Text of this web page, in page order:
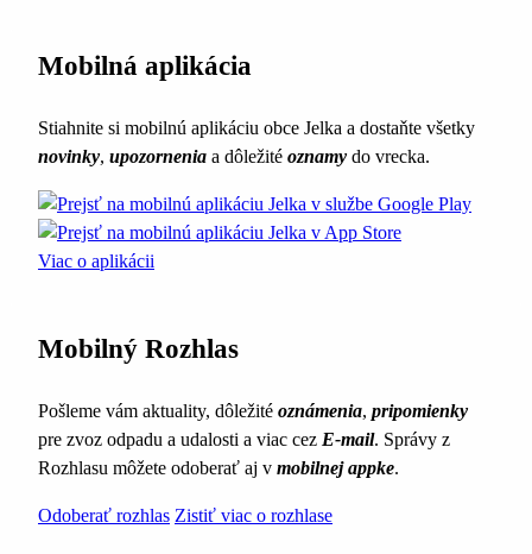
Mobilná aplikácia
Stiahnite si mobilnú aplikáciu obce Jelka a dostaňte všetky
novinky, upozornenia a dôležité oznamy do vrecka.
Viac o aplikácii
Mobilný Rozhlas
Pošleme vám aktuality, dôležité oznámenia, pripomienky
pre zvoz odpadu a udalosti a viac cez E-mail. Správy z
Rozhlasu môžete odoberať aj v mobilnej appke.
Odoberať rozhlas Zistiť viac o rozhlase